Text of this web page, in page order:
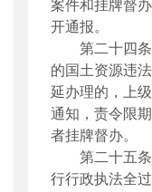
案件和挂牌督
开通报。
第二十四条
的国土资源违
延办理的，上
通知，责令限
者挂牌督办。
第二十五条
行行政执法全